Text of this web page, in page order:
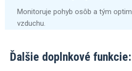
Monitoruje pohyb osôb a tým
vzduchu.
Ďalšie doplnkové funkcie: